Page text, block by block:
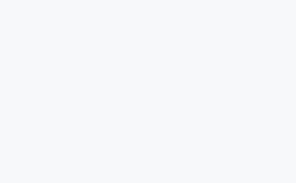
изготовителем без уведомления.